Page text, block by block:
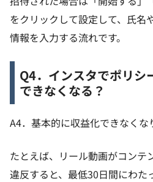
をクリックして設定して、氏名
情報を入力する流れです。
Q4．インスタでポリシ
できなくなる？
A4．基本的に収益化できなくな
たとえば、リール動画がコンテ
違反すると、最低30日間にわた